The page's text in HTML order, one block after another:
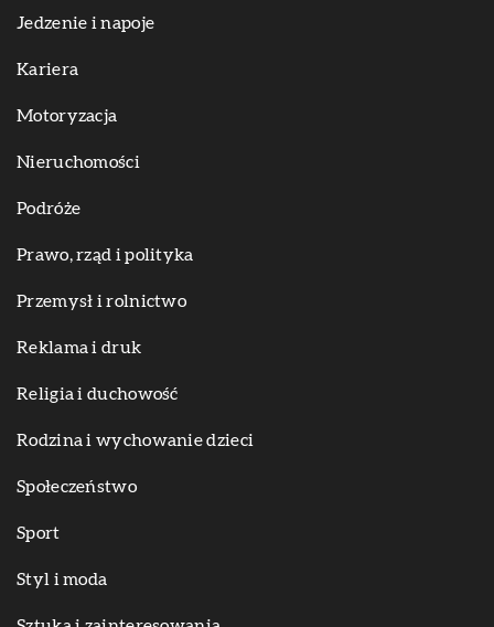
Jedzenie i napoje
Kariera
Motoryzacja
Nieruchomości
Podróże
Prawo, rząd i polityka
Przemysł i rolnictwo
Reklama i druk
Religia i duchowość
Rodzina i wychowanie dzieci
Społeczeństwo
Sport
Styl i moda